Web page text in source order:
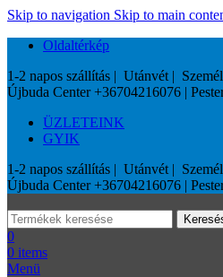
Skip to navigation Skip to main
Oldaltérkép
1-2 napos szállítás | Utánvét |
Újbuda Center +36704216076 |
ÜZLETEINK
GYIK
1-2 napos szállítás | Utánvét |
Újbuda Center +36704216076 |
0
0 items
Menü